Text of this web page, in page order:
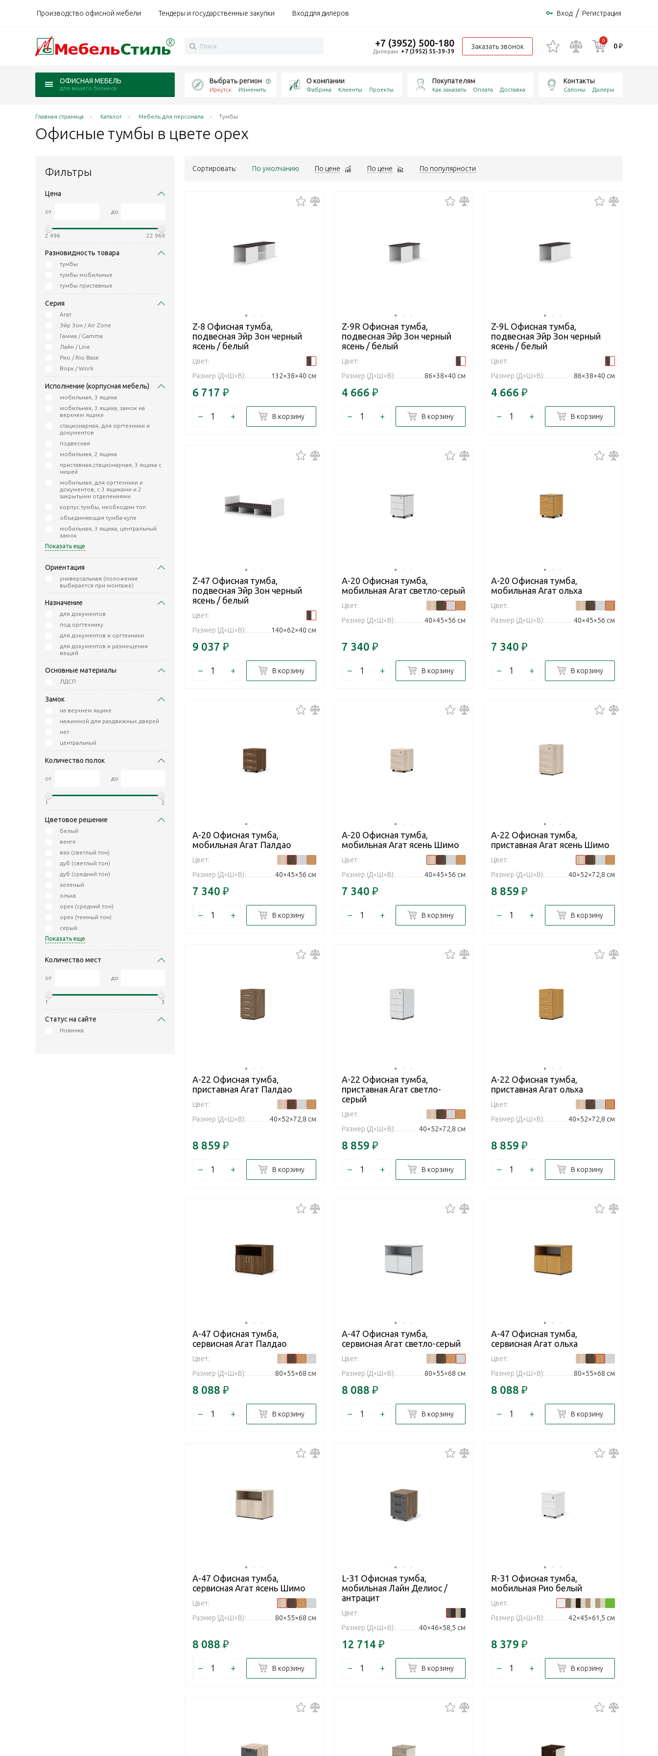
Производство офисной мебели Тендеры и государственные закупки Вход для дилеров Вход / Регистрация
+7 (3952) 500-180
Дилерам: +7 (3952) 55-39-39
Заказать звонок
0
0 ₽
ОФИСНАЯ МЕБЕЛЬ
для вашего бизнеса
Выбрать регион
Иркутск Изменить
О компании
Фабрика Клиенты Проекты
Покупателям
Как заказать Оплата Доставка
Контакты
Салоны Дилеры
Главная страница Каталог Мебель для персонала Тумбы
Офисные тумбы в цвете орех
Фильтры
Цена
от до
2 496 22 969
Разновидность товара
тумбы
тумбы мобильные
тумбы приставные
Серия
Агат
Эйр Зон / Air Zone
Гамма / Gamma
Лайн / Line
Рио / Rio Base
Ворк / Work
Исполнение (корпусная мебель)
мобильная, 3 ящика
мобильная, 3 ящика, замок на
верхнем ящике
стационарная, для оргтехники и
документов
подвесная
мобильная, 2 ящика
приставная,стационарная, 3 ящика с
нишей
мобильная, для оргтехники и
документов, с 3 ящиками и 2
закрытыми отделениями
корпус тумбы, необходим топ
объединяющая тумба-купе
мобильная, 3 ящика, центральный
замок
Показать еще
Ориентация
универсальная (положение
выбирается при монтаже)
Назначение
для документов
под оргтехнику
для документов и оргтехники
для документов и размещения
вещей
Основные материалы
ЛДСП
Замок
на верхнем ящике
нажимной для раздвижных дверей
нет
центральный
Количество полок
от до
1 2
Цветовое решение
белый
венге
вяз (светлый тон)
дуб (светлый тон)
дуб (средний тон)
зеленый
ольха
орех (средний тон)
орех (темный тон)
серый
Показать еще
Количество мест
от до
1 3
Статус на сайте
Новинка
Сортировать: По умолчанию По цене По цене По популярности
Z-8 Офисная тумба,
подвесная Эйр Зон черный
ясень / белый
Цвет:
Размер (Д×Ш×В):
132×38×40 см
6 717 ₽
– + В корзину
Z-9R Офисная тумба,
подвесная Эйр Зон черный
ясень / белый
Цвет:
Размер (Д×Ш×В):
86×38×40 см
4 666 ₽
– + В корзину
Z-9L Офисная тумба,
подвесная Эйр Зон черный
ясень / белый
Цвет:
Размер (Д×Ш×В):
86×38×40 см
4 666 ₽
– + В корзину
Z-47 Офисная тумба,
подвесная Эйр Зон черный
ясень / белый
Цвет:
Размер (Д×Ш×В):
140×62×40 см
9 037 ₽
– + В корзину
А-20 Офисная тумба,
мобильная Агат светло-серый
Цвет:
Размер (Д×Ш×В):
40×45×56 см
7 340 ₽
– + В корзину
А-20 Офисная тумба,
мобильная Агат ольха
Цвет:
Размер (Д×Ш×В):
40×45×56 см
7 340 ₽
– + В корзину
А-20 Офисная тумба,
мобильная Агат Палдао
Цвет:
Размер (Д×Ш×В):
40×45×56 см
7 340 ₽
– + В корзину
А-20 Офисная тумба,
мобильная Агат ясень Шимо
Цвет:
Размер (Д×Ш×В):
40×45×56 см
7 340 ₽
– + В корзину
А-22 Офисная тумба,
приставная Агат ясень Шимо
Цвет:
Размер (Д×Ш×В):
40×52×72,8 см
8 859 ₽
– + В корзину
А-22 Офисная тумба,
приставная Агат Палдао
Цвет:
Размер (Д×Ш×В):
40×52×72,8 см
8 859 ₽
– + В корзину
А-22 Офисная тумба,
приставная Агат светло-
серый
Цвет:
Размер (Д×Ш×В):
40×52×72,8 см
8 859 ₽
– + В корзину
А-22 Офисная тумба,
приставная Агат ольха
Цвет:
Размер (Д×Ш×В):
40×52×72,8 см
8 859 ₽
– + В корзину
А-47 Офисная тумба,
сервисная Агат Палдао
Цвет:
Размер (Д×Ш×В):
80×55×68 см
8 088 ₽
– + В корзину
А-47 Офисная тумба,
сервисная Агат светло-серый
Цвет:
Размер (Д×Ш×В):
80×55×68 см
8 088 ₽
– + В корзину
А-47 Офисная тумба,
сервисная Агат ольха
Цвет:
Размер (Д×Ш×В):
80×55×68 см
8 088 ₽
– + В корзину
А-47 Офисная тумба,
сервисная Агат ясень Шимо
Цвет:
Размер (Д×Ш×В):
80×55×68 см
8 088 ₽
– + В корзину
L-31 Офисная тумба,
мобильная Лайн Делиос /
антрацит
Цвет:
Размер (Д×Ш×В):
40×46×58,5 см
12 714 ₽
– + В корзину
R-31 Офисная тумба,
мобильная Рио белый
Цвет:
Размер (Д×Ш×В):
42×45×61,5 см
8 379 ₽
– + В корзину